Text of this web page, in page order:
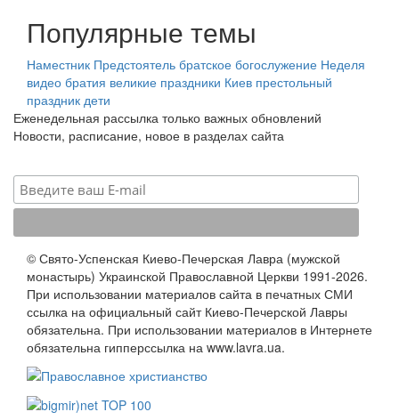
Популярные темы
Наместник Предстоятель братское богослужение Неделя
видео братия великие праздники Киев престольный
праздник дети
Еженедельная рассылка только важных обновлений
Новости, расписание, новое в разделах сайта
© Свято-Успенская Киево-Печерская Лавра (мужской
монастырь) Украинской Православной Церкви 1991-2026.
При использовании материалов сайта в печатных СМИ
ссылка на официальный сайт Киево-Печерской Лавры
обязательна. При использовании материалов в Интернете
обязательна гипперссылка на www.lavra.ua.